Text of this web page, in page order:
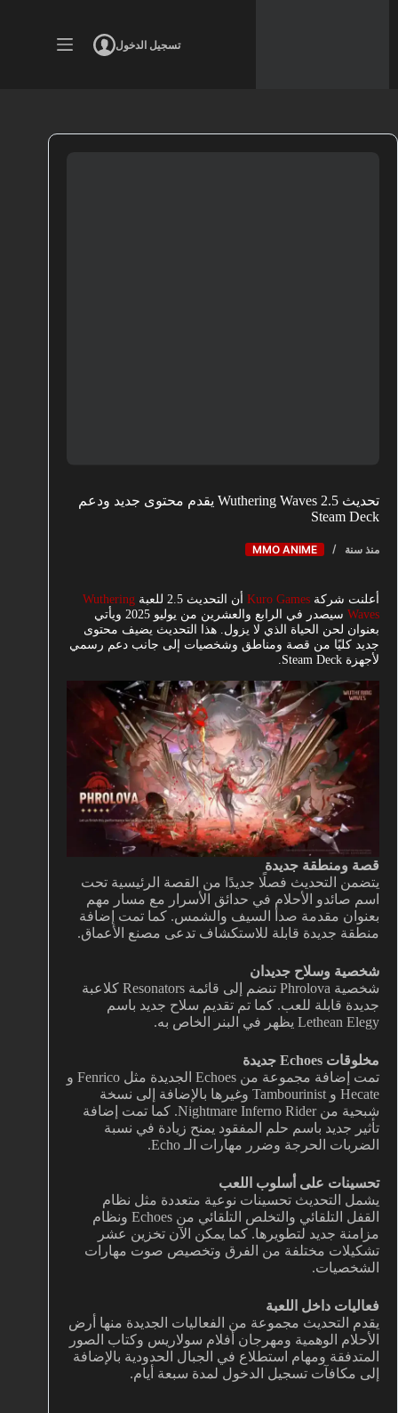
تسجيل الدخول
تحديث Wuthering Waves 2.5 يقدم محتوى جديد ودعم
Steam Deck
منذ سنة MMO ANIME
أعلنت شركة Kuro Games أن التحديث 2.5 للعبة
Wuthering
Waves
سيصدر في الرابع والعشرين من يوليو 2025 ويأتي
بعنوان لحن الحياة الذي لا يزول. هذا التحديث يضيف محتوى
جديد كليًا من قصة ومناطق وشخصيات إلى جانب دعم رسمي
لأجهزة Steam Deck.
قصة ومنطقة جديدة
يتضمن التحديث فصلًا جديدًا من القصة الرئيسية تحت
اسم صائدو الأحلام في حدائق الأسرار مع مسار مهم
بعنوان مقدمة صدأ السيف والشمس. كما تمت إضافة
منطقة جديدة قابلة للاستكشاف تدعى مصنع الأعماق.
شخصية وسلاح جديدان
شخصية Phrolova تنضم إلى قائمة Resonators كلاعبة
جديدة قابلة للعب. كما تم تقديم سلاح جديد باسم
Lethean Elegy يظهر في البنر الخاص به.
مخلوقات Echoes جديدة
تمت إضافة مجموعة من Echoes الجديدة مثل Fenrico و
Hecate و Tambourinist وغيرها بالإضافة إلى نسخة
شبحية من Nightmare Inferno Rider. كما تمت إضافة
تأثير جديد باسم حلم المفقود يمنح زيادة في نسبة
الضربات الحرجة وضرر مهارات الـ Echo.
تحسينات على أسلوب اللعب
يشمل التحديث تحسينات نوعية متعددة مثل نظام
القفل التلقائي والتخلص التلقائي من Echoes ونظام
مزامنة جديد لتطويرها. كما يمكن الآن تخزين عشر
تشكيلات مختلفة من الفرق وتخصيص صوت مهارات
الشخصيات.
فعاليات داخل اللعبة
يقدم التحديث مجموعة من الفعاليات الجديدة منها أرض
الأحلام الوهمية ومهرجان أفلام سولاريس وكتاب الصور
المتدفقة ومهام استطلاع في الجبال الحدودية بالإضافة
إلى مكافآت تسجيل الدخول لمدة سبعة أيام.